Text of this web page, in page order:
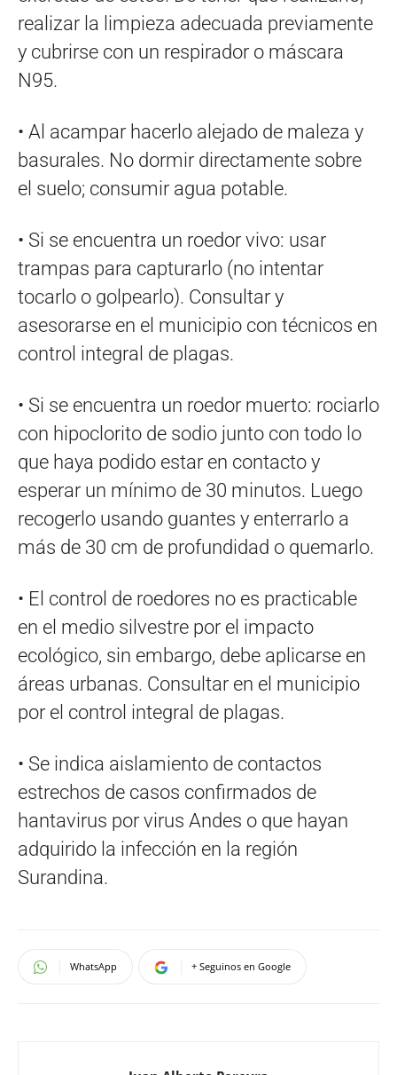
realizar la limpieza adecuada previamente
y cubrirse con un respirador o máscara
N95.
• Al acampar hacerlo alejado de maleza y
basurales. No dormir directamente sobre
el suelo; consumir agua potable.
• Si se encuentra un roedor vivo: usar
trampas para capturarlo (no intentar
tocarlo o golpearlo). Consultar y
asesorarse en el municipio con técnicos en
control integral de plagas.
• Si se encuentra un roedor muerto: rociarlo
con hipoclorito de sodio junto con todo lo
que haya podido estar en contacto y
esperar un mínimo de 30 minutos. Luego
recogerlo usando guantes y enterrarlo a
más de 30 cm de profundidad o quemarlo.
• El control de roedores no es practicable
en el medio silvestre por el impacto
ecológico, sin embargo, debe aplicarse en
áreas urbanas. Consultar en el municipio
por el control integral de plagas.
• Se indica aislamiento de contactos
estrechos de casos confirmados de
hantavirus por virus Andes o que hayan
adquirido la infección en la región
Surandina.
WhatsApp + Seguinos en Google